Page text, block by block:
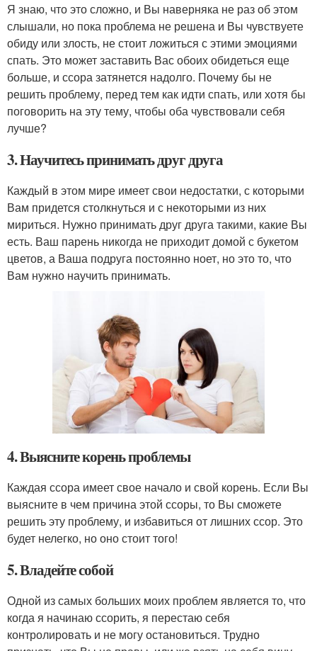
Я знаю, что это сложно, и Вы наверняка не раз об этом
слышали, но пока проблема не решена и Вы чувствуете
обиду или злость, не стоит ложиться с этими эмоциями
спать. Это может заставить Вас обоих обидеться еще
больше, и ссора затянется надолго. Почему бы не
решить проблему, перед тем как идти спать, или хотя бы
поговорить на эту тему, чтобы оба чувствовали себя
лучше?
3. Научитесь принимать друг друга
Каждый в этом мире имеет свои недостатки, с которыми
Вам придется столкнуться и с некоторыми из них
мириться. Нужно принимать друг друга такими, какие Вы
есть. Ваш парень никогда не приходит домой с букетом
цветов, а Ваша подруга постоянно ноет, но это то, что
Вам нужно научить принимать.
4. Выясните корень проблемы
Каждая ссора имеет свое начало и свой корень. Если Вы
выясните в чем причина этой ссоры, то Вы сможете
решить эту проблему, и избавиться от лишних ссор. Это
будет нелегко, но оно стоит того!
5. Владейте собой
Одной из самых больших моих проблем является то, что
когда я начинаю ссорить, я перестаю себя
контролировать и не могу остановиться. Трудно